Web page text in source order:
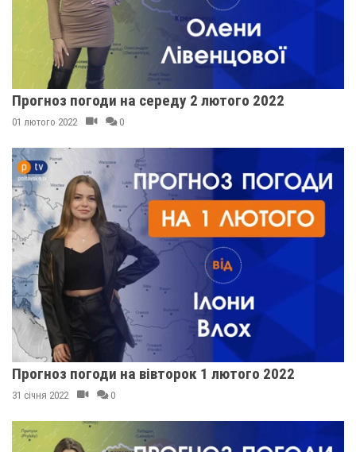
Прогноз погоди на середу 2 лютого 2022
01 лютого 2022 0
Прогноз погоди на вівторок 1 лютого 2022
31 січня 2022 0